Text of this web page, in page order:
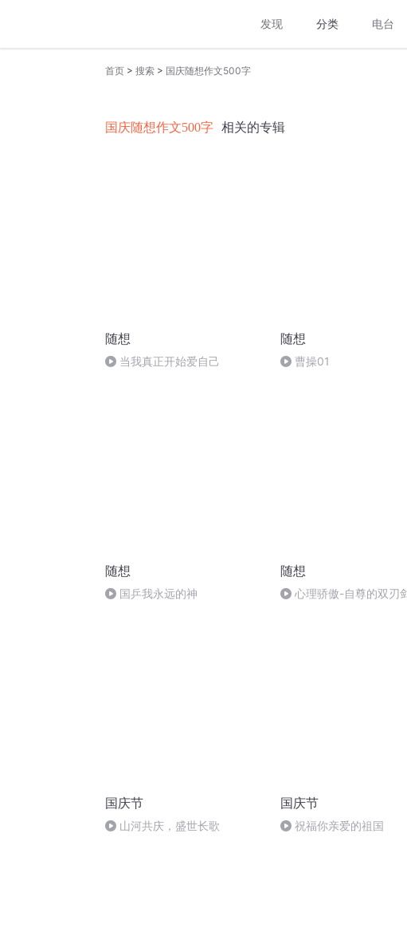
发现 分类 电台
首页 > 搜索 > 国庆随想作文500字
国庆随想作文500字 相关的专辑
随想
当我真正开始爱自己
随想
曹操01
随想
国乒我永远的神
随想
心理骄傲-自尊的双刃
国庆节
山河共庆，盛世长歌
国庆节
祝福你亲爱的祖国